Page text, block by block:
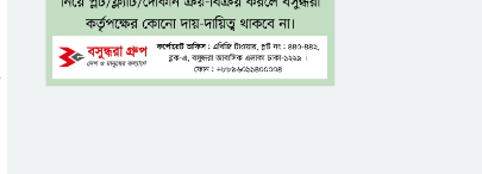
টাঙ্গাইল জেলা
পরিষদের উদ্যোগে
২৩ লাখ টাকার